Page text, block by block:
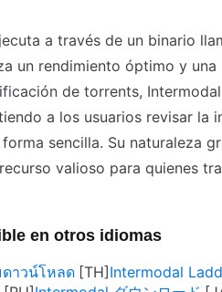
a través de un binario
un rendimiento óptimo y
de torrents,
a los usuarios revisar la
sencilla. Su naturaleza
valioso para quienes
en otros idiomas
าวน์โหลด
Intermodal